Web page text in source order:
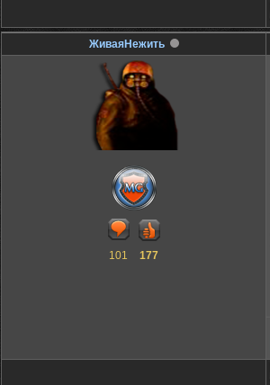
ЖиваяНежить
101 177